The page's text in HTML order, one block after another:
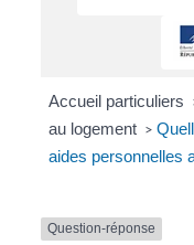
Accueil particuliers
au logement >
aides personnelles
Question-réponse